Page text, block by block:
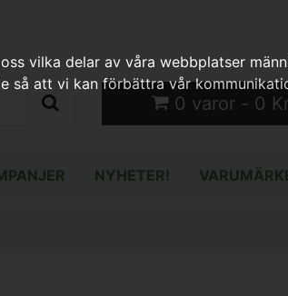
0 varor - 0
NYHETER!
vilka delar av våra webbplatser
så att vi kan förbättra vår